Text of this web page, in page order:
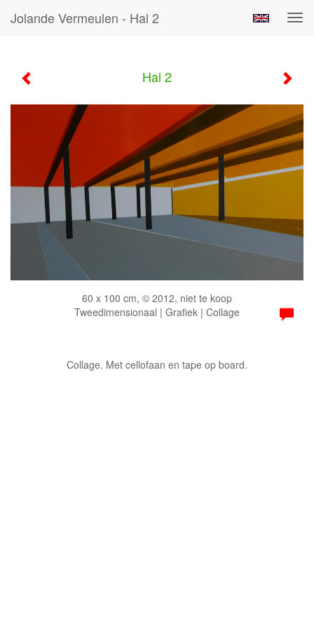
Jolande Vermeulen - Hal 2
Hal 2
60 x 100 cm, © 2012, niet te koop
Tweedimensionaal | Grafiek | Collage
Collage. Met cellofaan en tape op board.